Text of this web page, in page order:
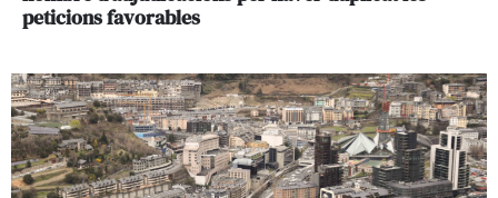
peticions favorables